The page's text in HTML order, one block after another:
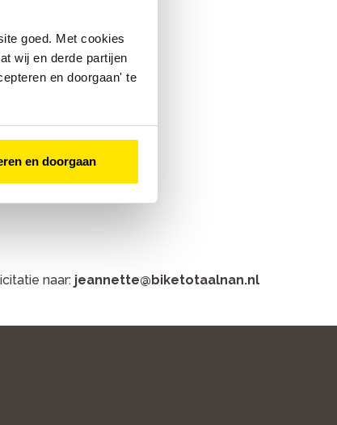
goed. Met cookies
wij en derde partijen
en doorgaan' te
en doorgaan
naar: jeannette@biketotaalnan.nl